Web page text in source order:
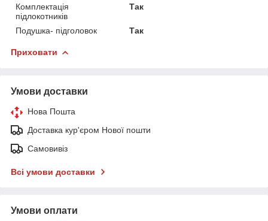
Комплектація
підлокотників
Так
Подушка- підголовок Так
Приховати
Умови доставки
Нова Пошта
Доставка кур'єром Нової пошти
Самовивіз
Всі умови доставки
Умови оплати